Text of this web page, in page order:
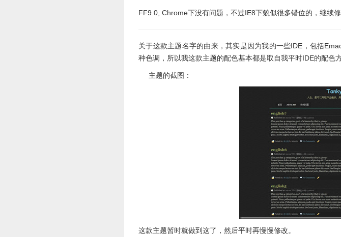
FF9.0, Chrome下没有问题，不过IE8下貌似很多错位的，继续修
关于这款主题名字的由来，其实是因为我的一些IDE，包括
种色调，所以我这款主题的配色基本都是取自我平时IDE的配色方
主题的截图：
这款主题暂时就做到这了，然后平时再慢慢修改。